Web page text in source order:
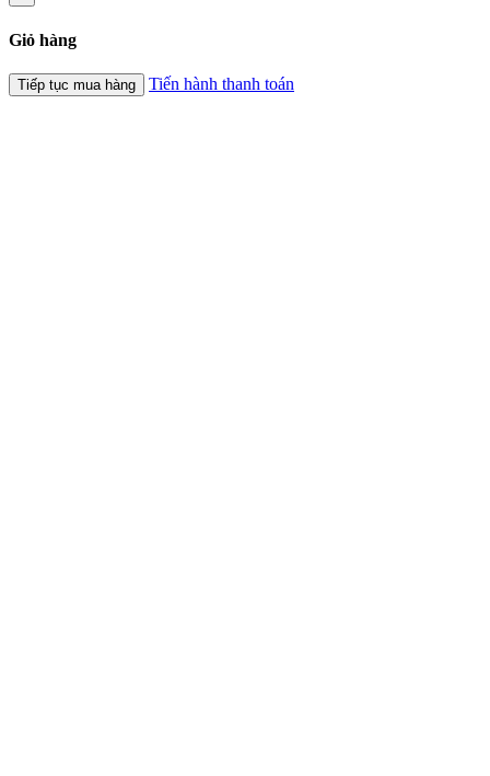
Giỏ hàng
Tiếp tục mua hàng Tiến hành thanh toán